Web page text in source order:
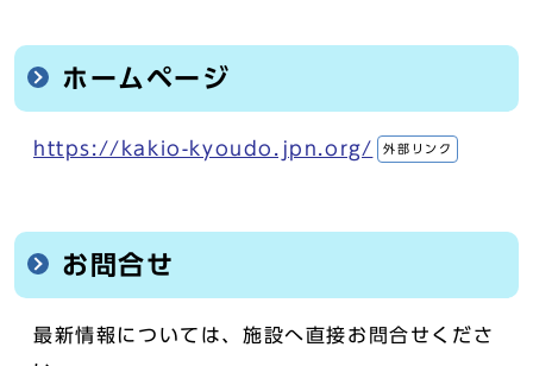
ホームページ
https://kakio-kyoudo.jpn.org/ 外部リンク
お問合せ
最新情報については、施設へ直接お問合せくださ